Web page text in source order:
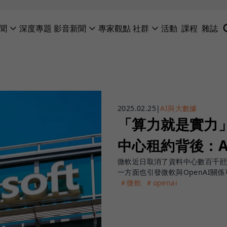
深度專題 影音新聞 專家觀點社群 活動 課程 雜誌
2025.02.25 |AI與大數據
「算力就是實
中心租約背後：
微軟近日取消了資料中心數百千
一方面也引發微軟與OpenAI關
＃微軟
＃openai